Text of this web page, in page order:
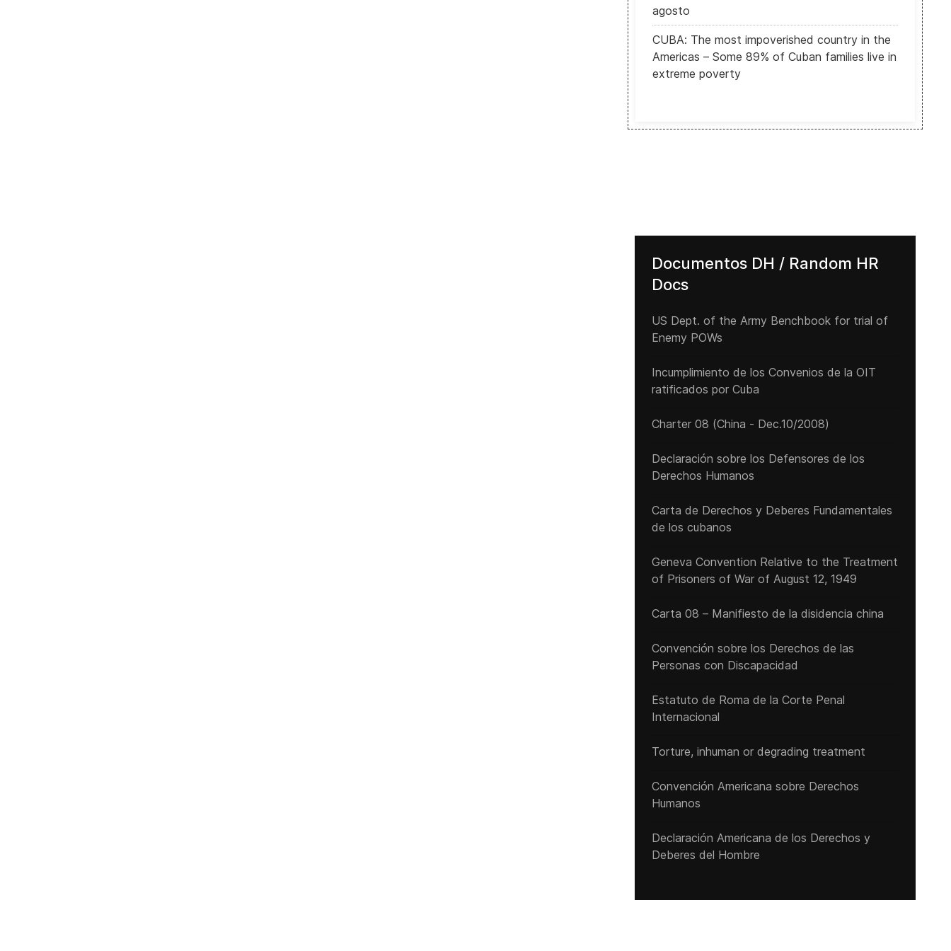
agosto
CUBA: The most impoverished country in the
Americas – Some 89% of Cuban families live in
extreme poverty
Documentos DH / Random HR
Docs
US Dept. of the Army Benchbook for trial of
Enemy POWs
Incumplimiento de los Convenios de la OIT
ratificados por Cuba
Charter 08 (China - Dec.10/2008)
Declaración sobre los Defensores de los
Derechos Humanos
Carta de Derechos y Deberes Fundamentales
de los cubanos
Geneva Convention Relative to the Treatment
of Prisoners of War of August 12, 1949
Carta 08 – Manifiesto de la disidencia china
Convención sobre los Derechos de las
Personas con Discapacidad
Estatuto de Roma de la Corte Penal
Internacional
Torture, inhuman or degrading treatment
Convención Americana sobre Derechos
Humanos
Declaración Americana de los Derechos y
Deberes del Hombre